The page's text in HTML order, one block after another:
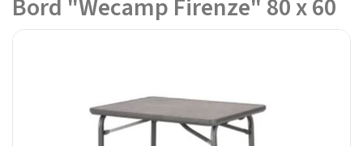
Bord "Wecamp Firenze" 80 x 60